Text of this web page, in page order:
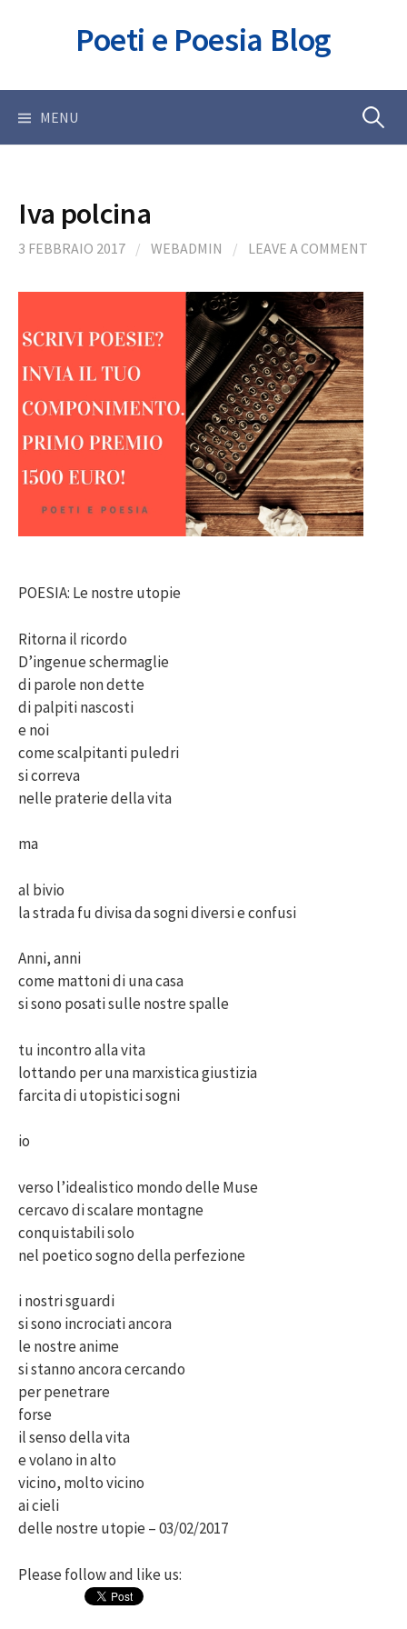
Poeti e Poesia Blog
MENU Ricerca
Iva polcina
3 FEBBRAIO 2017 / WEBADMIN / LEAVE A COMMENT
POESIA: Le nostre utopie
Ritorna il ricordo
D’ingenue schermaglie
di parole non dette
di palpiti nascosti
e noi
come scalpitanti puledri
si correva
nelle praterie della vita
ma
al bivio
la strada fu divisa da sogni diversi e confusi
Anni, anni
come mattoni di una casa
si sono posati sulle nostre spalle
tu incontro alla vita
lottando per una marxistica giustizia
farcita di utopistici sogni
io
verso l’idealistico mondo delle Muse
cercavo di scalare montagne
conquistabili solo
nel poetico sogno della perfezione
i nostri sguardi
si sono incrociati ancora
le nostre anime
si stanno ancora cercando
per penetrare
forse
il senso della vita
e volano in alto
vicino, molto vicino
ai cieli
delle nostre utopie – 03/02/2017
Please follow and like us: